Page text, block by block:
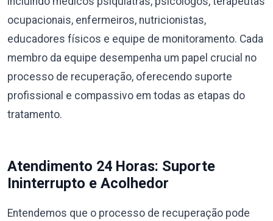
ocupacionais, enfermeiros, nutricionistas,
educadores físicos e equipe de monitoramento. Cada
membro da equipe desempenha um papel crucial no
processo de recuperação, oferecendo suporte
profissional e compassivo em todas as etapas do
tratamento.
Atendimento 24 Horas: Suporte
Ininterrupto e Acolhedor
Entendemos que o processo de recuperação pode